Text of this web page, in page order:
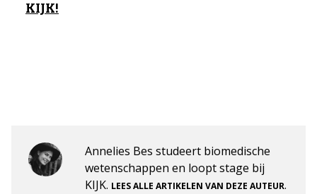
KIJK!
Annelies Bes studeert biomedische
wetenschappen en loopt stage bij
KIJK. LEES ALLE ARTIKELEN VAN DEZE AUTEUR.